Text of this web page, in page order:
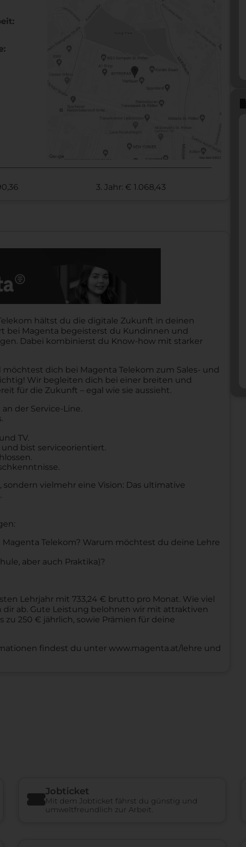
3. Jahr: € 1.068,43
hältst du die digitale Zukunft in deinen
bei Magenta begeisterst du Kundinnen und
Dabei kombinierst du Know-how mit starker
dich bei Magenta Telekom zum Sales- und
Wir begleiten dich bei einer breiten und
für die Zukunft – egal wie sie aussieht.
der Service-Line.
TV.
bist serviceorientiert.
vielmehr eine Vision: Das ultimative
Telekom? Warum möchtest du deine Lehre
aber auch Praktika)?
Lehrjahr mit 733,24 € brutto pro Monat. Wie viel
ab. Gute Leistung belohnen wir mit attraktiven
250 € jährlich, sowie Prämien für deine
findest du unter www.magenta.at/lehre und
Jobticket
Mit dem Jobticket fährst du günstig und
umweltfreundlich zur Arbeit.